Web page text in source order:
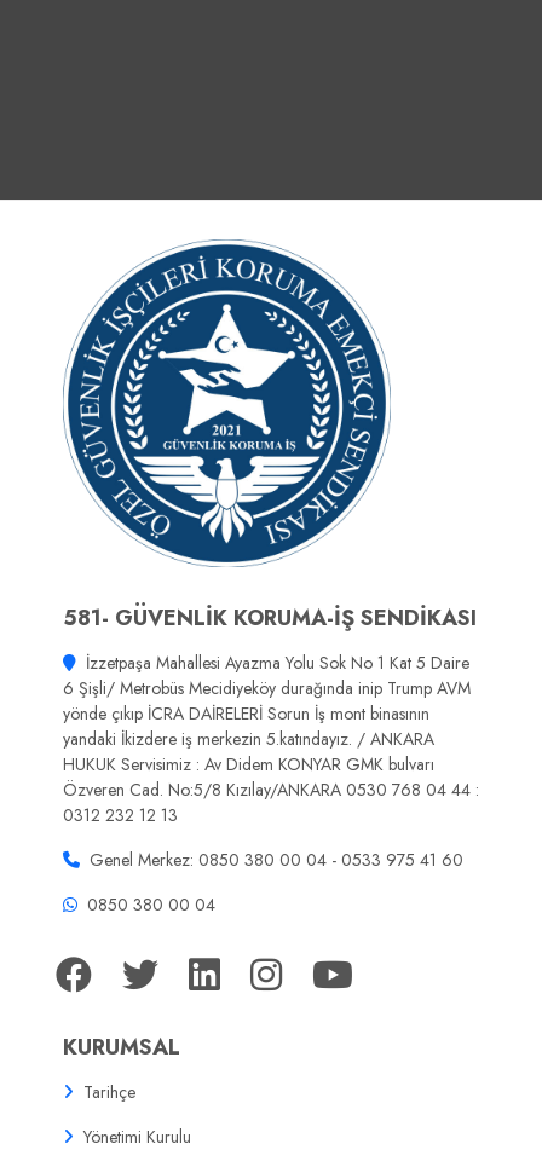
581- GÜVENLİK KORUMA-İŞ SENDİKASI
İzzetpaşa Mahallesi Ayazma Yolu Sok No 1 Kat 5 Daire
6 Şişli/ Metrobüs Mecidiyeköy durağında inip Trump AVM
yönde çıkıp İCRA DAİRELERİ Sorun İş mont binasının
yandaki İkizdere iş merkezin 5.katındayız. / ANKARA
HUKUK Servisimiz : Av Didem KONYAR GMK bulvarı
Özveren Cad. No:5/8 Kızılay/ANKARA 0530 768 04 44 :
0312 232 12 13
Genel Merkez: 0850 380 00 04 - 0533 975 41 60
0850 380 00 04
KURUMSAL
Tarihçe
Yönetimi Kurulu